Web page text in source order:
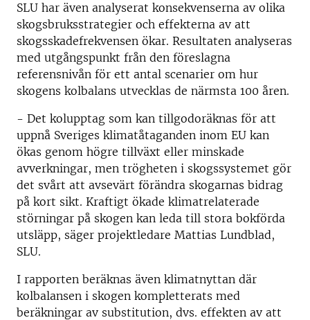
SLU har även analyserat konsekvenserna av olika
skogsbruksstrategier och effekterna av att
skogsskadefrekvensen ökar. Resultaten analyseras
med utgångspunkt från den föreslagna
referensnivån för ett antal scenarier om hur
skogens kolbalans utvecklas de närmsta 100 åren.
- Det kolupptag som kan tillgodoräknas för att
uppnå Sveriges klimatåtaganden inom EU kan
ökas genom högre tillväxt eller minskade
avverkningar, men trögheten i skogssystemet gör
det svårt att avsevärt förändra skogarnas bidrag
på kort sikt. Kraftigt ökade klimatrelaterade
störningar på skogen kan leda till stora bokförda
utsläpp, säger projektledare Mattias Lundblad,
SLU.
I rapporten beräknas även klimatnyttan där
kolbalansen i skogen kompletterats med
beräkningar av substitution, dvs. effekten av att